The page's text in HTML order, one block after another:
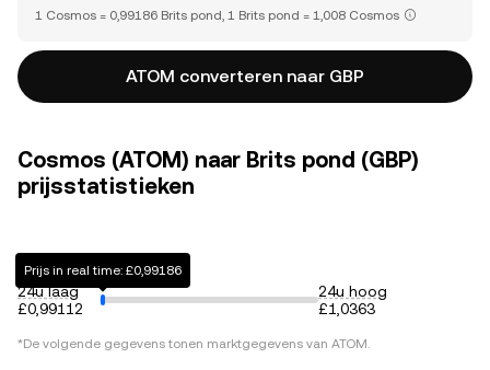
1 Cosmos = 0,99186 Brits pond, 1 Brits pond = 1,008 Cosmos
ATOM converteren naar GBP
Cosmos (ATOM) naar Brits pond (GBP)
prijsstatistieken
24u laag
£0,99112
Prijs in real time: £0,99186
24u hoog
£1,0363
*De volgende gegevens tonen marktgegevens van ATOM.